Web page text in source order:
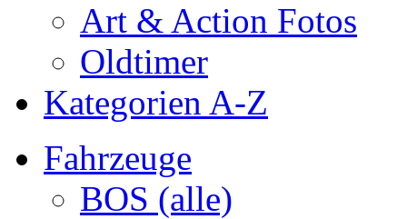
Art & Action Fotos
Oldtimer
Kategorien A-Z
Fahrzeuge
BOS (alle)